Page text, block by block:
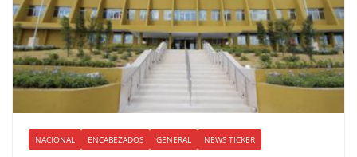
NACIONAL ENCABEZADOS GENERAL NEWS TICKER